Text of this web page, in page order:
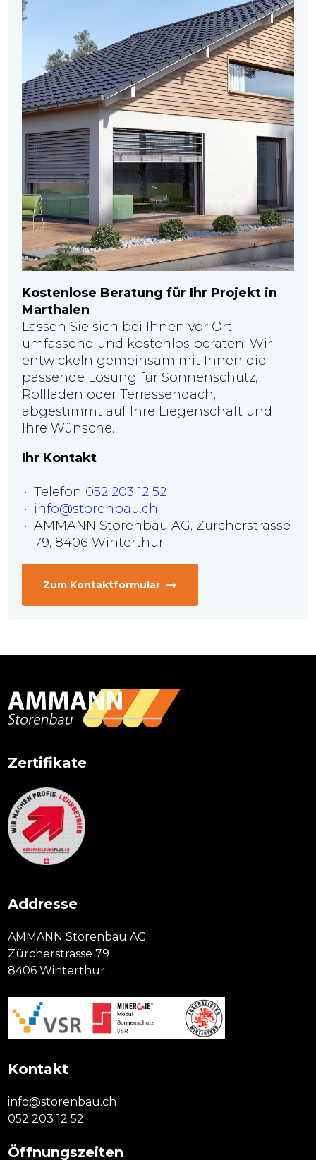
Kostenlose Beratung für Ihr Projekt in
Marthalen
Lassen Sie sich bei Ihnen vor Ort
umfassend und kostenlos beraten. Wir
entwickeln gemeinsam mit Ihnen die
passende Lösung für Sonnenschutz,
Rollladen oder Terrassendach,
abgestimmt auf Ihre Liegenschaft und
Ihre Wünsche.
Ihr Kontakt
Telefon 052 203 12 52
info@storenbau.ch
AMMANN Storenbau AG, Zürcherstrasse
79, 8406 Winterthur
Zum Kontaktformular
Zertifikate
Addresse
AMMANN Storenbau AG
Zürcherstrasse 79
8406 Winterthur
Kontakt
info@storenbau.ch
052 203 12 52
Öffnungszeiten